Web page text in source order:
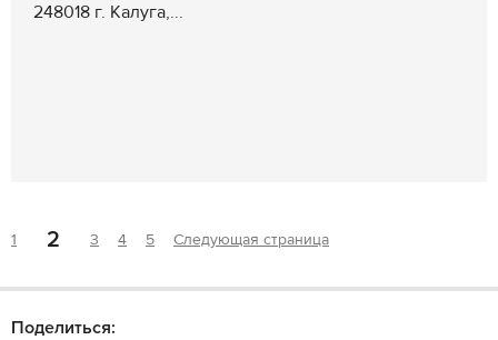
248018 г. Калуга,...
1 2 3 4 5 Следующая страница
Поделиться: